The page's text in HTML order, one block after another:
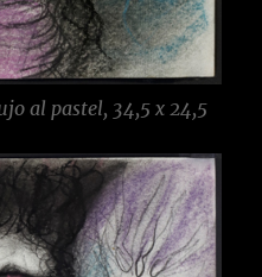
al pastel, 34,5 x 24,5